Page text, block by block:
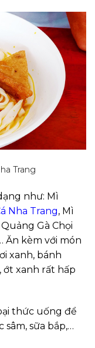
Trang
như: Mì
Nha Trang, Mì
Gà Chọi
Ăn kèm với món
xanh, bánh
ớt xanh rất hấp
thức uống để
sữa bắp,…